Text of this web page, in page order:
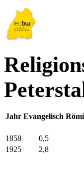
Jahr Evangelisch
1858
0,5
1925
2,8